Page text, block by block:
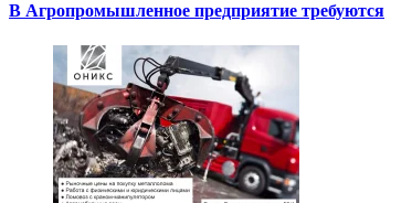
В Агропромышленное предприятие требуются